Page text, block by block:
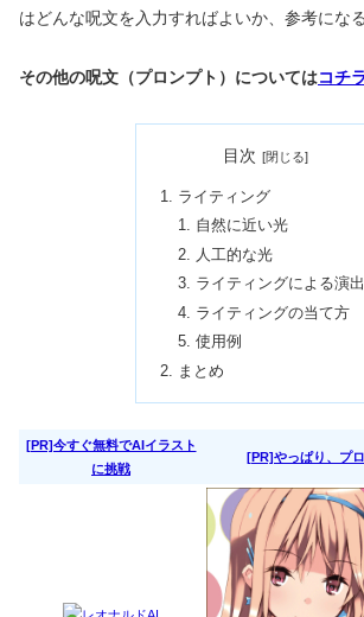
はどんな呪文を入力すればよいか、参考にな
その他の呪文（プロンプト）についてはコチ
目次
ライティング
自然に近い光
人工的な光
ライティングによる演出
ライティングの当て方
使用例
まとめ
[PR]今すぐ無料でAIイラスト
に挑戦
[PR]やっぱり、プ